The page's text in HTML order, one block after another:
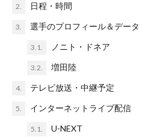
2. 日程・時間
3. 選手のプロフィール＆データ
3.1. ノニト・ドネア
3.2. 増田陸
4. テレビ放送・中継予定
5. インターネットライブ配信
5.1. U-NEXT